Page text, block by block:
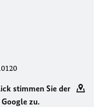
stimmen Sie der
zu.